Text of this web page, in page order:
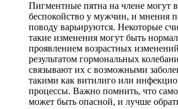
Пигментные пятна на члене могут
беспокойство у мужчин, и мнения
поводу варьируются. Некоторые
такие изменения могут быть
проявлением возрастных
результатом гормональных
связывают их с возможными
такими как витилиго или
процессы. Важно помнить, что
может быть опасной, и лучше